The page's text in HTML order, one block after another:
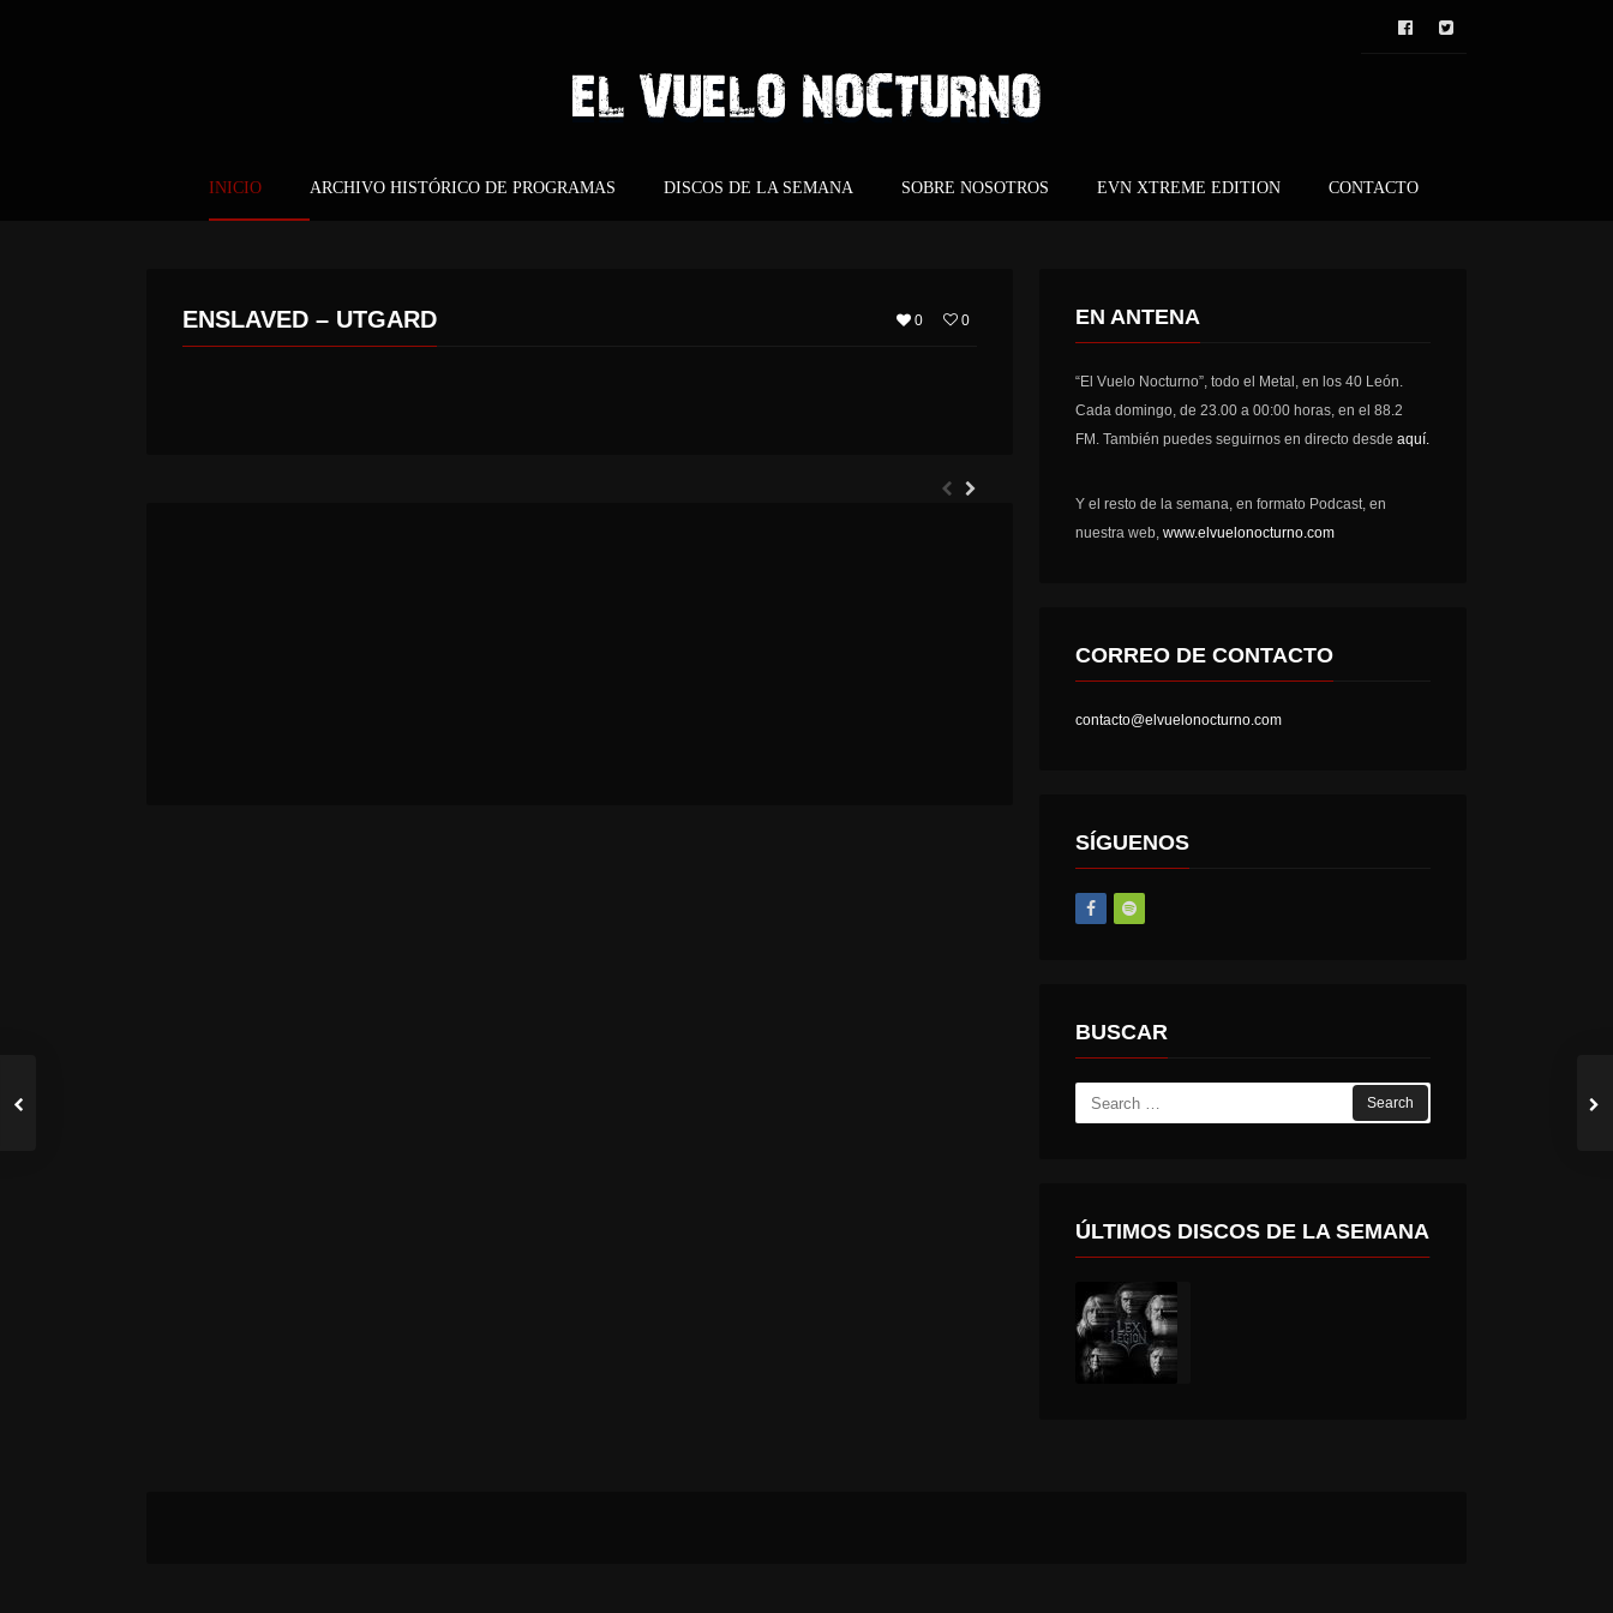
INICIO ARCHIVO HISTÓRICO DE PROGRAMAS DISCOS DE LA SEMANA SOBRE NOSOTROS EVN XTREME EDITION CONTACTO
0 0
ENSLAVED – UTGARD EN ANTENA
“El Vuelo Nocturno”, todo el Metal, en los 40 León.
Cada domingo, de 23.00 a 00:00 horas, en el 88.2
FM. También puedes seguirnos en directo desdeaquí.
Y el resto de la semana, en formato Podcast, en
nuestra web,www.elvuelonocturno.com
CORREO DE CONTACTO
contacto@elvuelonocturno.com
SÍGUENOS
BUSCAR
Search
for:
ÚLTIMOS DISCOS DE LA SEMANA